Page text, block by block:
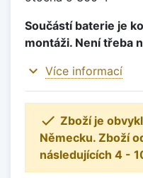
Součástí baterie je
montáži. Není třeba
expand_more Více informací
 Zboží je
Německu. Zboží
následujících 4 -